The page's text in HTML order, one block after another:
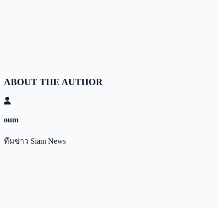
ABOUT THE AUTHOR
oum
ทีมข่าว Siam News